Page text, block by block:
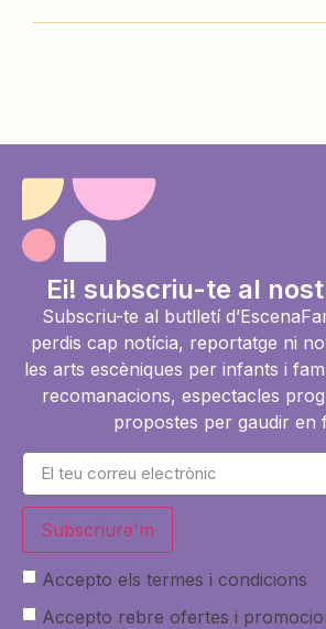
Ei! subscriu-te al
Subscriu-te al butlletí
perdis cap notícia, reportatge ni
les arts escèniques per infants i
recomanacions, espectacles
propostes per gaudir en
Subscriure'm
Accepto els termes i condicions
Accepto rebre ofertes i